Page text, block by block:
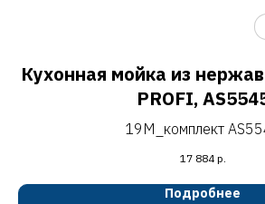
Кухонная мойка из
PROFI,
19M_комплект
сатин
17 884 р.
Подробнее